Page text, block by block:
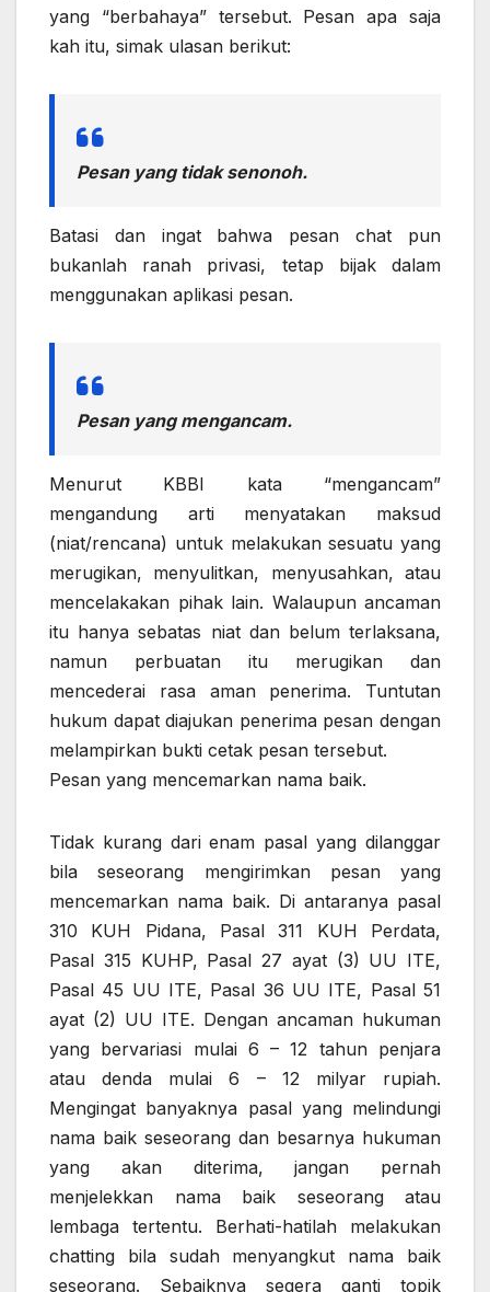
yang “berbahaya” tersebut. Pesan apa saja
kah itu, simak ulasan berikut:
Pesan yang tidak senonoh.
Batasi dan ingat bahwa pesan chat pun
bukanlah ranah privasi, tetap bijak dalam
menggunakan aplikasi pesan.
Pesan yang mengancam.
Menurut KBBI kata “mengancam”
mengandung arti menyatakan maksud
(niat/rencana) untuk melakukan sesuatu yang
merugikan, menyulitkan, menyusahkan, atau
mencelakakan pihak lain. Walaupun ancaman
itu hanya sebatas niat dan belum terlaksana,
namun perbuatan itu merugikan dan
mencederai rasa aman penerima. Tuntutan
hukum dapat diajukan penerima pesan dengan
melampirkan bukti cetak pesan tersebut.
Pesan yang mencemarkan nama baik.
Tidak kurang dari enam pasal yang dilanggar
bila seseorang mengirimkan pesan yang
mencemarkan nama baik. Di antaranya pasal
310 KUH Pidana, Pasal 311 KUH Perdata,
Pasal 315 KUHP, Pasal 27 ayat (3) UU ITE,
Pasal 45 UU ITE, Pasal 36 UU ITE, Pasal 51
ayat (2) UU ITE. Dengan ancaman hukuman
yang bervariasi mulai 6 – 12 tahun penjara
atau denda mulai 6 – 12 milyar rupiah.
Mengingat banyaknya pasal yang melindungi
nama baik seseorang dan besarnya hukuman
yang akan diterima, jangan pernah
menjelekkan nama baik seseorang atau
lembaga tertentu. Berhati-hatilah melakukan
chatting bila sudah menyangkut nama baik
seseorang. Sebaiknya segera ganti topik